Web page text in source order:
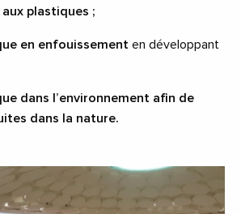
plastiques ;
en enfouissement en développant
dans l’environnement afin de
dans la nature.